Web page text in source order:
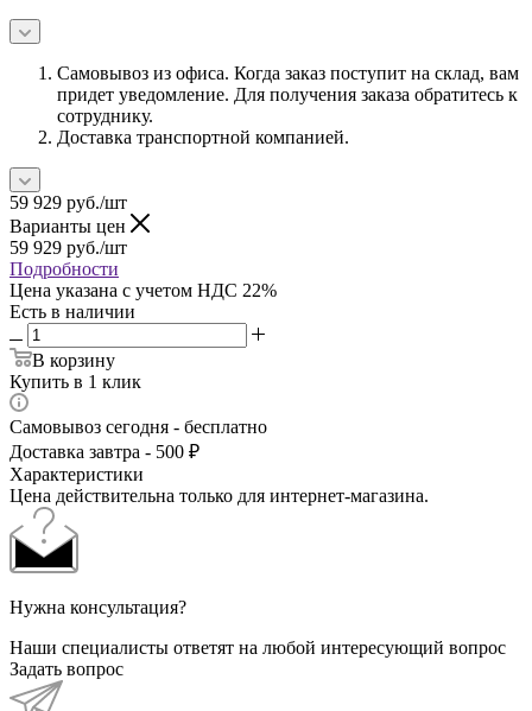
Самовывоз из офиса. Когда заказ поступит на склад, вам
придет уведомление. Для получения заказа обратитесь к
сотруднику.
Доставка транспортной компанией.
59 929 руб./шт
Варианты цен
59 929 руб./шт
Подробности
Цена указана с учетом НДС 22%
Есть в наличии
В корзину
Купить в 1 клик
Самовывоз сегодня - бесплатно
Доставка завтра - 500 ₽
Характеристики
Цена действительна только для интернет-магазина.
Нужна консультация?
Наши специалисты ответят на любой интересующий вопрос
Задать вопрос